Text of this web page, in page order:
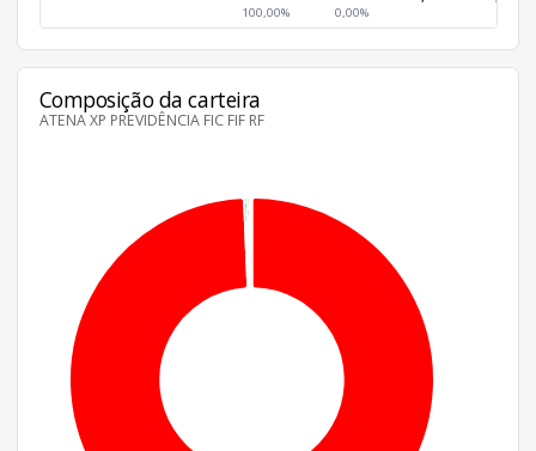
100,00% 0,00%
Composição da carteira
ATENA XP PREVIDÊNCIA FIC FIF RF